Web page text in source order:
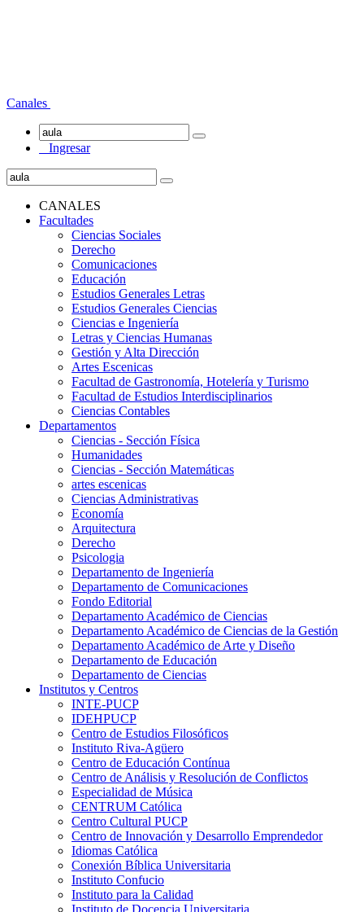
Canales
Ingresar
CANALES
Facultades
Ciencias Sociales
Derecho
Comunicaciones
Educación
Estudios Generales Letras
Estudios Generales Ciencias
Ciencias e Ingeniería
Letras y Ciencias Humanas
Gestión y Alta Dirección
Artes Escenicas
Facultad de Gastronomía, Hotelería y Turismo
Facultad de Estudios Interdisciplinarios
Ciencias Contables
Departamentos
Ciencias - Sección Física
Humanidades
Ciencias - Sección Matemáticas
artes escenicas
Ciencias Administrativas
Economía
Arquitectura
Derecho
Psicologia
Departamento de Ingeniería
Departamento de Comunicaciones
Fondo Editorial
Departamento Académico de Ciencias
Departamento Académico de Ciencias de la Gestión
Departamento Académico de Arte y Diseño
Departamento de Educación
Departamento de Ciencias
Institutos y Centros
INTE-PUCP
IDEHPUCP
Centro de Estudios Filosóficos
Instituto Riva-Agüero
Centro de Educación Contínua
Centro de Análisis y Resolución de Conflictos
Especialidad de Música
CENTRUM Católica
Centro Cultural PUCP
Centro de Innovación y Desarrollo Emprendedor
Idiomas Católica
Conexión Bíblica Universitaria
Instituto Confucio
Instituto para la Calidad
Instituto de Docencia Universitaria